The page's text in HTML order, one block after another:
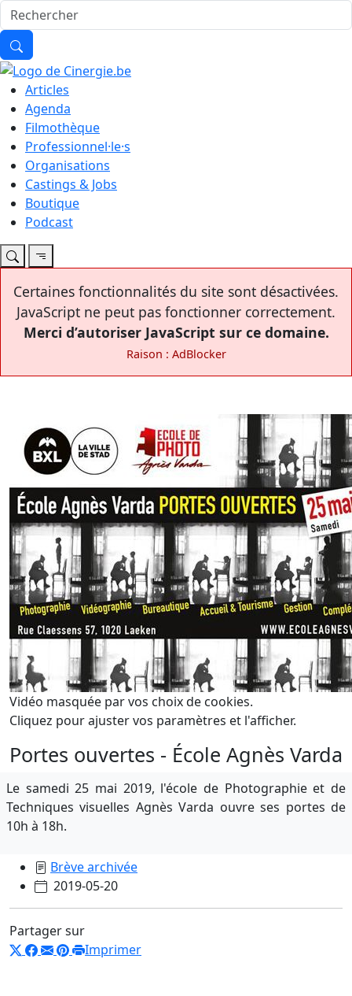
Articles
Agenda
Filmothèque
Professionnel·le·s
Organisations
Castings & Jobs
Boutique
Podcast
Certaines fonctionnalités du site sont désactivées.
JavaScript ne peut pas fonctionner correctement.
Merci d’autoriser JavaScript sur ce domaine.
Raison : AdBlocker
Vidéo masquée par vos choix de cookies.
Cliquez pour ajuster vos paramètres et l'afficher.
Portes ouvertes - École Agnès Varda
Le samedi 25 mai 2019, l'école de Photographie et de
Techniques visuelles Agnès Varda ouvre ses portes de
10h à 18h.
Brève archivée
2019-05-20
Partager sur
Imprimer